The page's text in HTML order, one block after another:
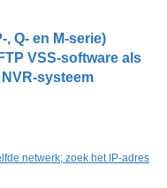
Q- en M-serie)
VSS-software als
systeem
netwerk; zoek het IP-adres